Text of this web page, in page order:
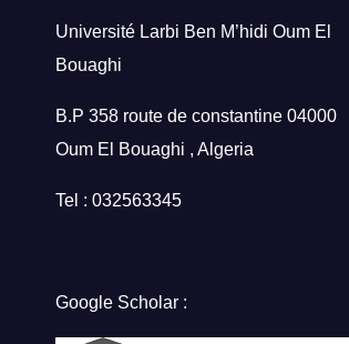
Université Larbi Ben M’hidi Oum El
Bouaghi
B.P 358 route de constantine 04000
Oum El Bouaghi , Algeria
Tel : 032563345
Google Scholar :